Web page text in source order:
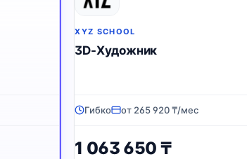
XYZ SCHOOL
3D-Художник
Гибко от 265 920 ₸/мес
1 063 650 ₸